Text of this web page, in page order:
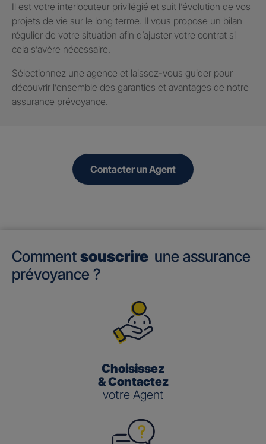
Il est votre interlocuteur privilégié et suit l’évolution de vos
projets de vie sur le long terme. Il vous propose un bilan
régulier de votre situation afin d’ajuster votre contrat si
cela s’avère nécessaire.
Sélectionnez une agence et laissez-vous guider pour
découvrir l’ensemble des garanties et avantages de notre
assurance prévoyance.
Contacter un Agent
Comment souscrire une assurance
prévoyance ?
Choisissez
& Contactez
votre Agent